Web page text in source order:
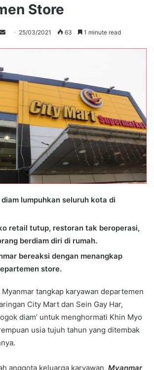
Store
Send 25/03/2021 63 1 minute read
lumpuhkan seluruh kota di
retail tutup, restoran tak beroperasi,
berdiam diri di rumah.
bereaksi dengan menangkap
store.
tangkap karyawan departemen
City Mart dan Sein Gay Har,
diam’ untuk menghormati Khin Myo
usia tujuh tahun yang ditembak
anggota keluarga karyawan, Myanmar